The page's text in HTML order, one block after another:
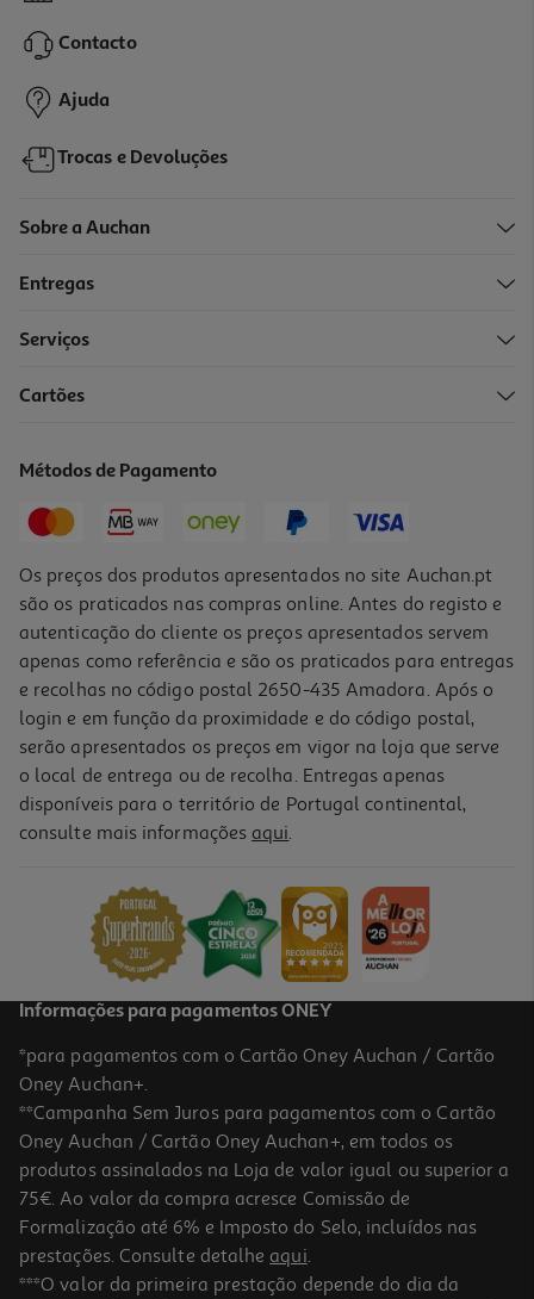
12,99 €
Calculadora Gráfica Texas Instruments Ti-84 Plus Ce-T Python
159,99 €
Calculadora Gráfica Texas Ti-Nspire Cx Ii-T
Contacto
Ajuda
Trocas e Devoluções
Sobre a Auchan
Entregas
Serviços
Cartões
Métodos de Pagamento
Os preços dos produtos apresentados no site Auchan.pt
são os praticados nas compras online. Antes do registo e
autenticação do cliente os preços apresentados servem
apenas como referência e são os praticados para entregas
e recolhas no código postal 2650-435 Amadora. Após o
login e em função da proximidade e do código postal,
serão apresentados os preços em vigor na loja que serve
o local de entrega ou de recolha. Entregas apenas
disponíveis para o território de Portugal continental,
consulte mais informações aqui.
Informações para pagamentos ONEY
*para pagamentos com o Cartão Oney Auchan / Cartão
Oney Auchan+.
**Campanha Sem Juros para pagamentos com o Cartão
Oney Auchan / Cartão Oney Auchan+, em todos os
produtos assinalados na Loja de valor igual ou superior a
75€. Ao valor da compra acresce Comissão de
Formalização até 6% e Imposto do Selo, incluídos nas
prestações. Consulte detalhe aqui.
***O valor da primeira prestação depende do dia da